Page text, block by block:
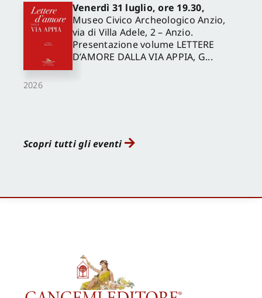
2026
Venerdì 31 luglio, ore 19.30,
Museo Civico Archeologico Anzio,
via di Villa Adele, 2 – Anzio.
Presentazione volume LETTERE
D’AMORE DALLA VIA APPIA, G...
Scopri tutti gli eventi